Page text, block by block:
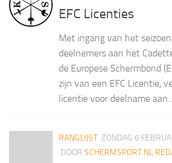
EFC Licenties
Met ingang van het
deelnemers aan het
de Europese Schermbond
zijn van een EFC Licentie,
licentie voor deelname
RANGLIJST ZONDAG 6
DOOR SCHERMSPORT.NL